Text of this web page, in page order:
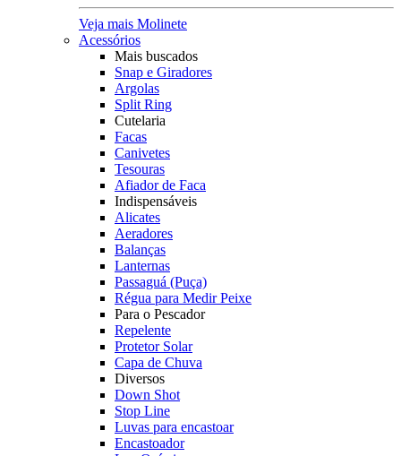
Veja mais Molinete
Acessórios
Mais buscados
Snap e Giradores
Argolas
Split Ring
Cutelaria
Facas
Canivetes
Tesouras
Afiador de Faca
Indispensáveis
Alicates
Aeradores
Balanças
Lanternas
Passaguá (Puça)
Régua para Medir Peixe
Para o Pescador
Repelente
Protetor Solar
Capa de Chuva
Diversos
Down Shot
Stop Line
Luvas para encastoar
Encastoador